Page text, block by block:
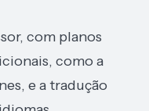
com planos
como a
e a tradução